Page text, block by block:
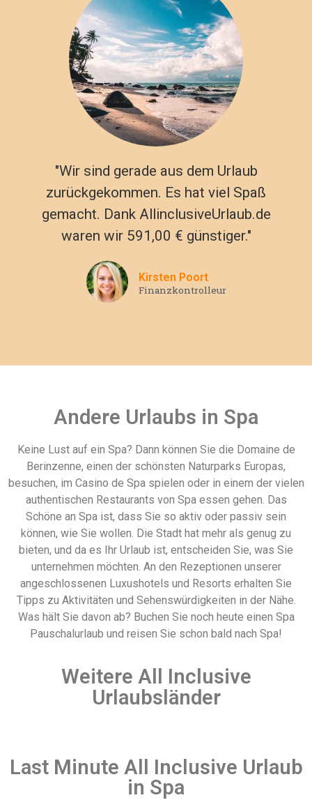
"Wir sind gerade aus dem Urlaub
zurückgekommen. Es hat viel Spaß
gemacht. Dank AllinclusiveUrlaub.de
waren wir 591,00 € günstiger."
Kirsten Poort
Finanzkontrolleur
Andere Urlaubs in Spa
Keine Lust auf ein Spa? Dann können Sie die Domaine de
Berinzenne, einen der schönsten Naturparks Europas,
besuchen, im Casino de Spa spielen oder in einem der vielen
authentischen Restaurants von Spa essen gehen. Das
Schöne an Spa ist, dass Sie so aktiv oder passiv sein
können, wie Sie wollen. Die Stadt hat mehr als genug zu
bieten, und da es Ihr Urlaub ist, entscheiden Sie, was Sie
unternehmen möchten. An den Rezeptionen unserer
angeschlossenen Luxushotels und Resorts erhalten Sie
Tipps zu Aktivitäten und Sehenswürdigkeiten in der Nähe.
Was hält Sie davon ab? Buchen Sie noch heute einen Spa
Pauschalurlaub und reisen Sie schon bald nach Spa!
Weitere All Inclusive
Urlaubsländer
Last Minute All Inclusive Urlaub
in Spa